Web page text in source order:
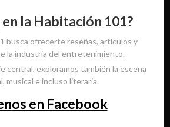
en la Habitación 101?
busca ofrecerte reseñas, artículos y
la industria del entretenimiento.
central, exploramos también la escena
musical e incluso literaria.
en Facebook